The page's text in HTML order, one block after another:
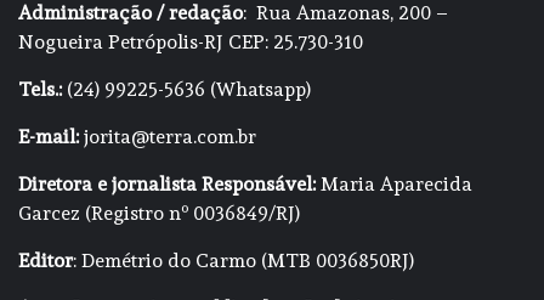
Administração / redação: Rua Amazonas, 200 –
Nogueira Petrópolis-RJ CEP: 25.730-310
Tels.:(24) 99225-5636 (Whatsapp)
E-mail:jorita@terra.com.br
Diretora e jornalista Responsável:Maria Aparecida
Garcez (Registro nº 0036849/RJ)
Editor: Demétrio do Carmo (MTB 0036850RJ)